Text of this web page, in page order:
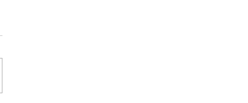
모닝 대한민국